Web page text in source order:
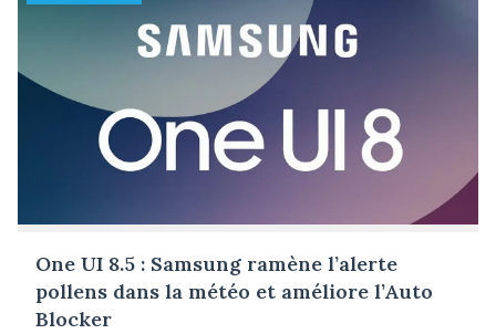
One UI 8.5 : Samsung ramène l’alerte
pollens dans la météo et améliore l’Auto
Blocker